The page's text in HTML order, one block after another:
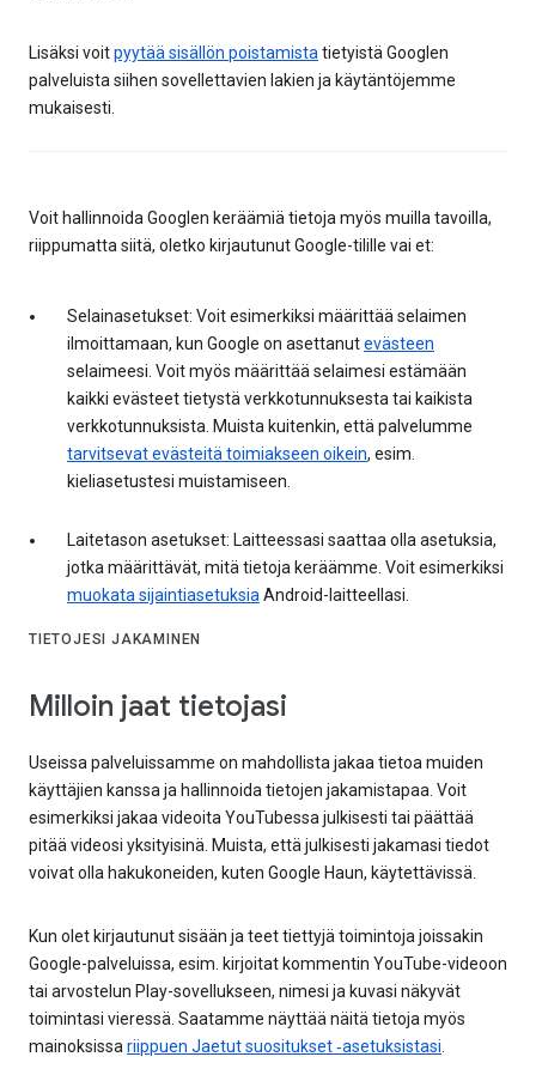
Lisäksi voitpyytää sisällön poistamista tietyistä Googlen
palveluista siihen sovellettavien lakien ja käytäntöjemme
mukaisesti.
Voit hallinnoida Googlen keräämiä tietoja myös muilla tavoilla,
riippumatta siitä, oletko kirjautunut Google-tilille vai et:
Selainasetukset: Voit esimerkiksi määrittää selaimen
ilmoittamaan, kun Google on asettanutevästeen
selaimeesi. Voit myös määrittää selaimesi estämään
kaikki evästeet tietystä verkkotunnuksesta tai kaikista
verkkotunnuksista. Muista kuitenkin, että palvelumme
tarvitsevat evästeitä toimiakseen oikein, esim.
kieliasetustesi muistamiseen.
Laitetason asetukset: Laitteessasi saattaa olla asetuksia,
jotka määrittävät, mitä tietoja keräämme. Voit esimerkiksi
muokata sijaintiasetuksia Android-laitteellasi.
TIETOJESI JAKAMINEN
Milloin jaat tietojasi
Useissa palveluissamme on mahdollista jakaa tietoa muiden
käyttäjien kanssa ja hallinnoida tietojen jakamistapaa. Voit
esimerkiksi jakaa videoita YouTubessa julkisesti tai päättää
pitää videosi yksityisinä. Muista, että julkisesti jakamasi tiedot
voivat olla hakukoneiden, kuten Google Haun, käytettävissä.
Kun olet kirjautunut sisään ja teet tiettyjä toimintoja joissakin
Google-palveluissa, esim. kirjoitat kommentin YouTube-videoon
tai arvostelun Play-sovellukseen, nimesi ja kuvasi näkyvät
toimintasi vieressä. Saatamme näyttää näitä tietoja myös
mainoksissa riippuen Jaetut suositukset ‑asetuksistasi